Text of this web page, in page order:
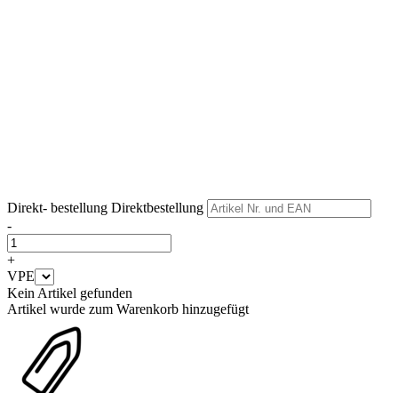
Direkt- bestellung Direktbestellung
-
+
VPE
Kein Artikel gefunden
Artikel wurde zum Warenkorb hinzugefügt